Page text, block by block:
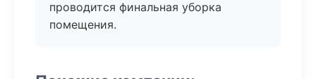
проводится финальная уборка
помещения.